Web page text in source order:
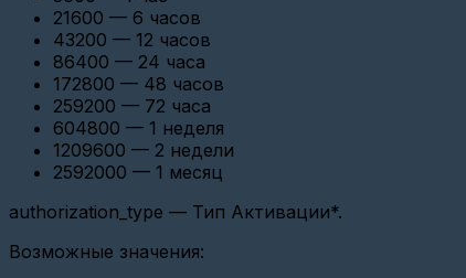
Миртек-12-
РУ
(СПОДЭС)
Особенность
работы
с
счётчиком
импульсов
УСПД-100
meter
Изменить
дату/
21600 — 6 часов
43200 — 12 часов
86400 — 24 часа
172800 — 48 часов
259200 — 72 часа
604800 — 1 неделя
1209600 — 2 недели
2592000 — 1 месяц
authorization_type — Тип Активации*.
Возможные значения: